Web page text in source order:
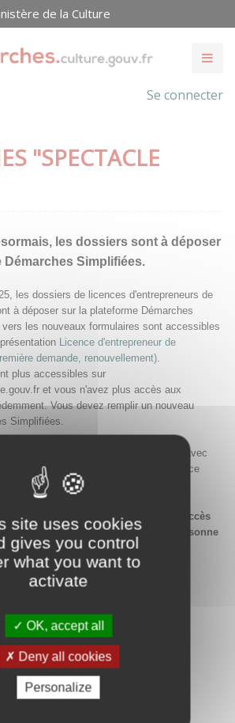
site uses cookies
gives you control
what you want to
activate
OK, accept all
Deny all cookies
Personalize
de la Culture
Se connecter
"SPECTACLE
les dossiers sont à déposer
Démarches Simplifiées.
les dossiers de licences d'entrepreneurs de
à déposer sur la plateforme Démarches
les nouveaux formulaires sont accessibles
Licence d'entrepreneur de
demande, renouvellement).
plus accessibles sur
et vous n'avez plus accès aux
Vous devez remplir un nouveau
Simplifiées.
être créé sur Démarches Simplifiées avec
mot de passe, ou en passant par France
la création du compte de saisir une
de l'organisme afin de garantir l'accès
en cas de changement de la personne
le moment